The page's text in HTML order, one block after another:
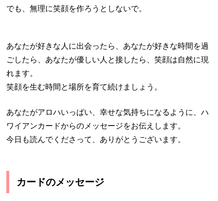
でも、無理に笑顔を作ろうとしないで。
あなたが好きな人に出会ったら、あなたが好きな時間を過
ごしたら、あなたが優しい人と接したら、笑顔は自然に現
れます。
笑顔を生む時間と場所を育て続けましょう。
あなたがアロハいっぱい、幸せな気持ちになるように、ハ
ワイアンカードからのメッセージをお伝えします。
今日も読んでくださって、ありがとうございます。
カードのメッセージ